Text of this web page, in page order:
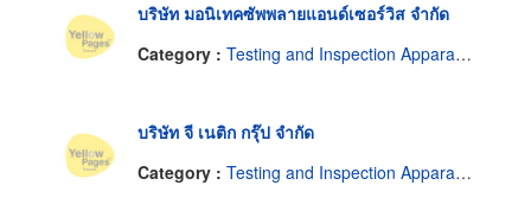
บริษัท มอนิเทคซัพพลายแอนด์เซอร์วิส จำกัด
Category : Testing and Inspection Apparatus
บริษัท จี เนติก กรุ๊ป จำกัด
Category : Testing and Inspection Apparatus